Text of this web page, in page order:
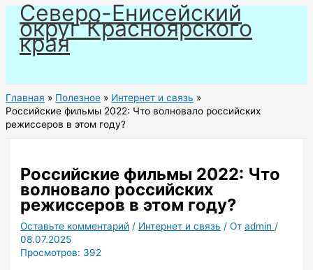
Перейти
содержимому
Северо-Енисейский
округ Красноярского
края
Главная Полезное
Интернет и связь
Российские фильмы 2022: Что волновало российских
режиссеров в этом году?
Российские фильмы 2022: Что
волновало российских
режиссеров в этом году?
Оставьте комментарий / Интернет и связь / Отadmin /
08.07.2025
Просмотров: 392